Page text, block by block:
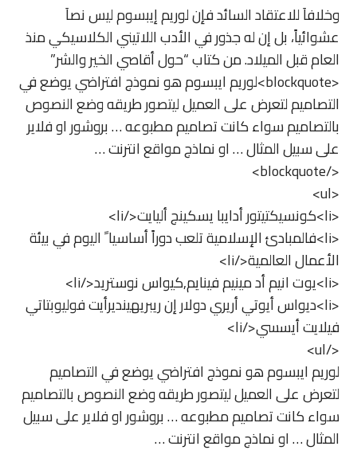
وخلافاَ للاعتقاد السائد فإن لوريم إيبسوم ليس نصاَ
عشوائياً، بل إن له جذور في الأدب اللاتيني الكلاسيكي منذ
العام قبل الميلاد. من كتاب “حول أقاصي الخير والشر”
<blockquote>لوريم ايبسوم هو نموذج افتراضي يوضع في
التصاميم لتعرض على العميل ليتصور طريقه وضع النصوص
بالتصاميم سواء كانت تصاميم مطبوعه … بروشور او فلاير
على سبيل المثال … او نماذج مواقع انترنت …
</blockquote>
<ul>
<li>كونسيكتيتور أدايبا يسكينج أليايت</li>
<li>فالمبادئ الإسلامية تلعب دوراً أساسيا ً اليوم في بيئة
الأعمال العالمية</li>
<li>يوت انيم أد مينيم فينايم,كيواس نوستريد</li>
<li>ديواس أيوتي أريري دولار إن ريبريهينديرأيت فوليوبتاتي
فيلايت أيسسي</li>
</ul>
لوريم ايبسوم هو نموذج افتراضي يوضع في التصاميم
لتعرض على العميل ليتصور طريقه وضع النصوص بالتصاميم
سواء كانت تصاميم مطبوعه … بروشور او فلاير على سبيل
المثال … او نماذج مواقع انترنت …